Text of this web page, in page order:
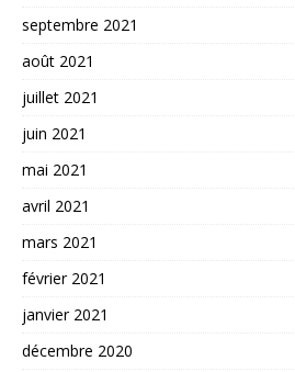
septembre 2021
août 2021
juillet 2021
juin 2021
mai 2021
avril 2021
mars 2021
février 2021
janvier 2021
décembre 2020